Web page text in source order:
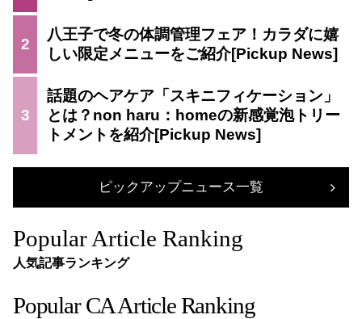
2
八王子で冬の体調管理フェア！カラダに嬉
しい限定メニューをご紹介
3
話題のヘアケア「スキニフィケーション」
とは？non haru：homeの新感覚泡トリー
トメントを紹介
ピックアップニュース一覧
Popular Article Ranking
人気記事ランキング
Popular CA Article Ranking